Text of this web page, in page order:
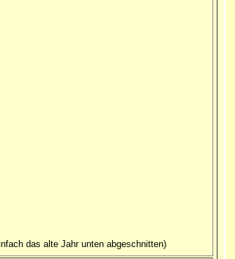
das alte Jahr unten abgeschnitten)